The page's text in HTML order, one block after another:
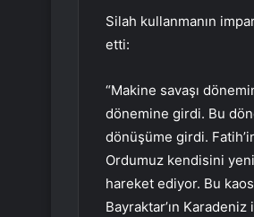
Silah kullanmanın
etti:
“Makine savaşı
dönemine girdi. Bu
dönüşüme girdi.
Ordumuz kendisini
hareket ediyor. Bu
Bayraktar’ın